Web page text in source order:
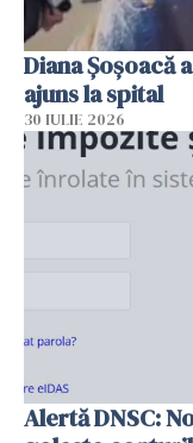
Diana Șoșoacă
ajuns la spital
30 IULIE 2026
Alertă DNSC: